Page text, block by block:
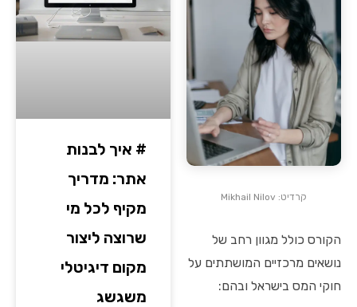
קרדיט: Mikhail Nilov
הקורס כולל מגוון רחב של
נושאים מרכזיים המושתתים על
חוקי המס בישראל ובהם:
# איך לבנות
אתר: מדריך
מקיף לכל מי
שרוצה ליצור
מקום דיגיטלי
משגשג